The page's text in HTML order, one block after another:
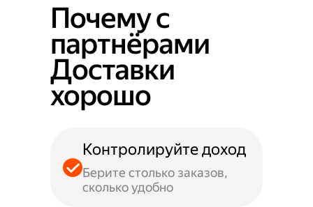
Почему с
партнёрами
Доставки
хорошо
Контролируйте доход
Берите столько заказов,
сколько удобно